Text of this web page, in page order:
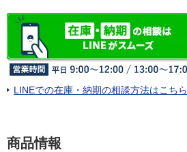
LINEでの在庫・納期の相談方法はこちら
商品情報